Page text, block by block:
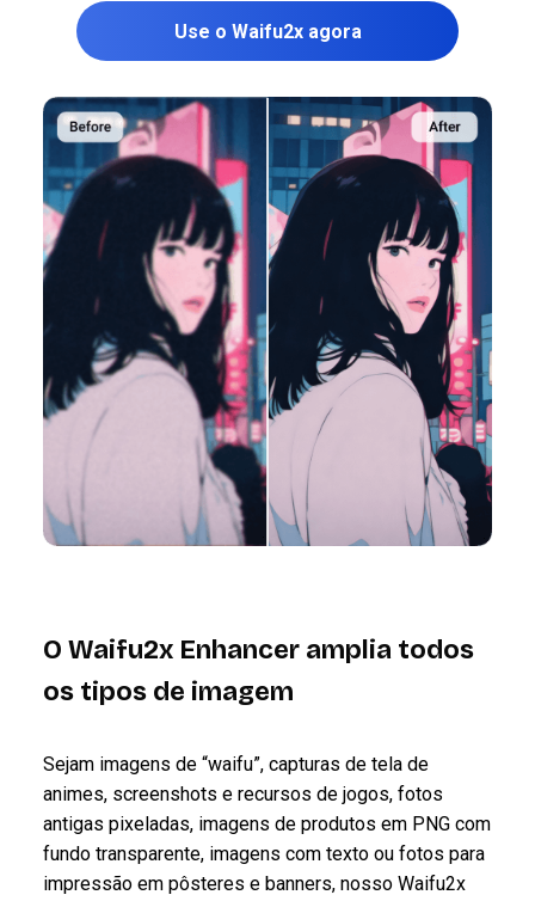
Use o Waifu2x agora
O Waifu2x Enhancer amplia todos
os tipos de imagem
Sejam imagens de “waifu”, capturas de tela de
animes, screenshots e recursos de jogos, fotos
antigas pixeladas, imagens de produtos em PNG com
fundo transparente, imagens com texto ou fotos para
impressão em pôsteres e banners, nosso Waifu2x